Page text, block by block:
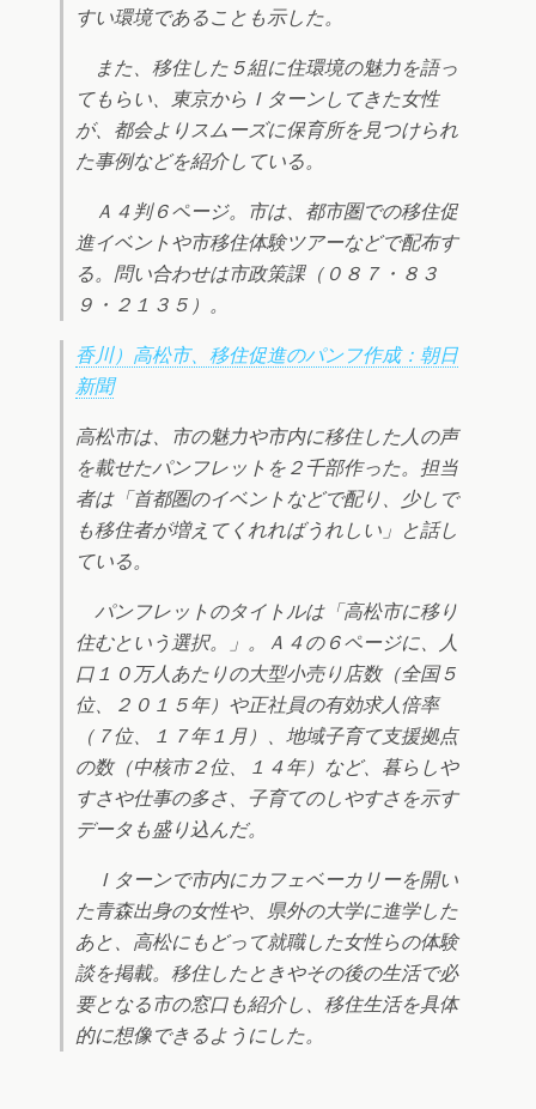
すい環境であることも示した。
また、移住した５組に住環境の魅力を語っ
てもらい、東京からＩターンしてきた女性
が、都会よりスムーズに保育所を見つけられ
た事例などを紹介している。
Ａ４判６ページ。市は、都市圏での移住促
進イベントや市移住体験ツアーなどで配布す
る。問い合わせは市政策課（０８７・８３
９・２１３５）。
香川）高松市、移住促進のパンフ作成：朝日
新聞
高松市は、市の魅力や市内に移住した人の声
を載せたパンフレットを２千部作った。担当
者は「首都圏のイベントなどで配り、少しで
も移住者が増えてくれればうれしい」と話し
ている。
パンフレットのタイトルは「高松市に移り
住むという選択。」。Ａ４の６ページに、人
口１０万人あたりの大型小売り店数（全国５
位、２０１５年）や正社員の有効求人倍率
（７位、１７年１月）、地域子育て支援拠点
の数（中核市２位、１４年）など、暮らしや
すさや仕事の多さ、子育てのしやすさを示す
データも盛り込んだ。
Ｉターンで市内にカフェベーカリーを開い
た青森出身の女性や、県外の大学に進学した
あと、高松にもどって就職した女性らの体験
談を掲載。移住したときやその後の生活で必
要となる市の窓口も紹介し、移住生活を具体
的に想像できるようにした。